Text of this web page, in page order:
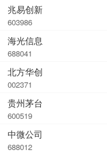
兆易创新
603986
海光信息
688041
北方华创
002371
贵州茅台
600519
中微公司
688012